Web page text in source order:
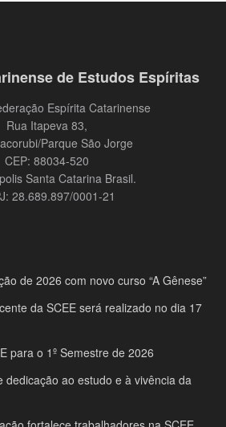
de Estudos Espíritas
Espírita Catarinense
Rua Itapeva 83,
Parque São Jorge
CEP: 88034-520
Santa Catarina Brasil.
28.689.897/0001-21
de 2026 com novo curso “A Gênese”
da SCEE será realizado no dia 17
para o 1º Semestre de 2026
dedicação ao estudo e à vivência da